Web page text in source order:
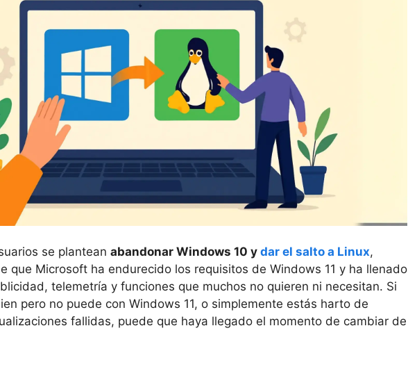
se plantean abandonar Windows 10 y dar el salto a Linux,
que Microsoft ha endurecido los requisitos de Windows 11 y ha llenado
telemetría y funciones que muchos no quieren ni necesitan. Si
pero no puede con Windows 11, o simplemente estás harto de
fallidas, puede que haya llegado el momento de cambiar de